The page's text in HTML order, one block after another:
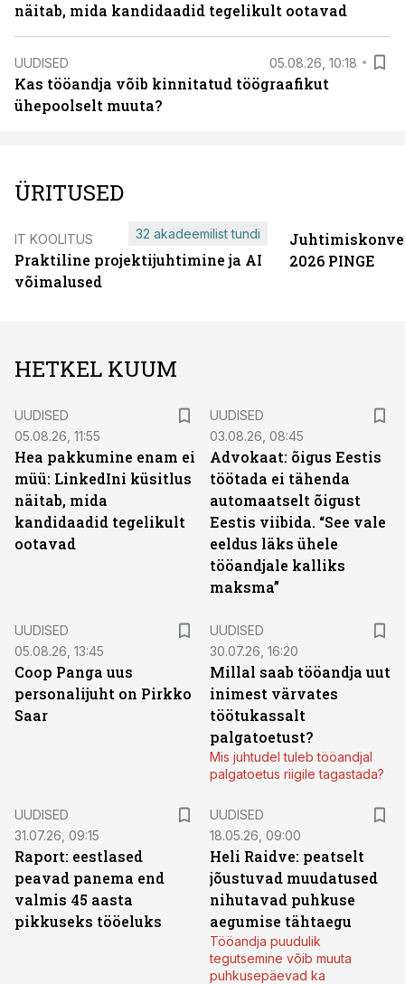
näitab, mida kandidaadid tegelikult ootavad
UUDISED 05.08.26, 10:18
Kas tööandja võib kinnitatud töögraafikut
ühepoolselt muuta?
ÜRITUSED
IT KOOLITUS
Praktiline projektijuhtimine ja AI
võimalused
32 akadeemilist tundi
2026 PINGE
HETKEL KUUM
UUDISED
05.08.26, 11:55
Hea pakkumine enam ei
müü: LinkedIni küsitlus
näitab, mida
kandidaadid tegelikult
ootavad
UUDISED
03.08.26, 08:45
Advokaat: õigus Eestis
töötada ei tähenda
automaatselt õigust
Eestis viibida. “See vale
eeldus läks ühele
tööandjale kalliks
maksma”
UUDISED
05.08.26, 13:45
Coop Panga uus
personalijuht on Pirkko
Saar
UUDISED
30.07.26, 16:20
Millal saab tööandja uut
inimest värvates
töötukassalt
palgatoetust?
Mis juhtudel tuleb tööandjal
palgatoetus riigile tagastada?
UUDISED
31.07.26, 09:15
Raport: eestlased
peavad panema end
valmis 45 aasta
pikkuseks tööeluks
UUDISED
18.05.26, 09:00
Heli Raidve: peatselt
jõustuvad muudatused
nihutavad puhkuse
aegumise tähtaegu
Tööandja puudulik
tegutsemine võib muuta
puhkusepäevad ka